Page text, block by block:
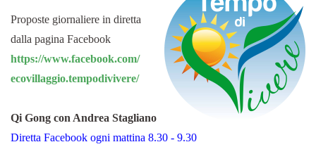
Proposte giornaliere in diretta
dalla pagina Facebook
https://www.facebook.com/
ecovillaggio.tempodivivere/
Qi Gong con Andrea Stagliano
Diretta Facebook ogni mattina 8.30 - 9.30